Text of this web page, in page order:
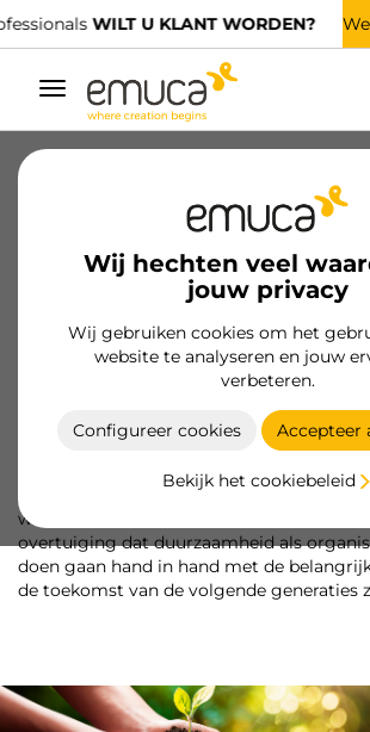
We hebben gespecialiseerde distributeurs.
Umschaltbare
Navigation
Wij hechten veel
jouw privacy
Wij gebruiken cookies om het
website te analyseren en jouw
verbeteren.
Configureer cookies Accepteer
Bekijk het cookiebeleid
Duurzaamheid
Ethisch kanaal Voor
Prijzen en
Wij volgen het pad naar
Een organisatie in de 21e eeuw kan niet
zonder een oriëntatie op drievoudige
milieu en sociale betrokkenheid zijn de
we willen blijven groeien (ESG-criteria)
overtuiging dat duurzaamheid als
doen gaan hand in hand met de
de toekomst van de volgende generaties